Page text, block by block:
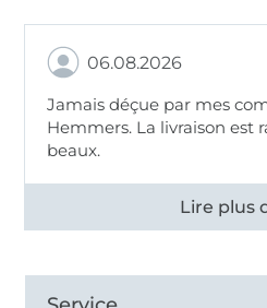
06.08.2026
Jamais déçue par mes
Hemmers. La livraison est
beaux.
Voir tous les 11496